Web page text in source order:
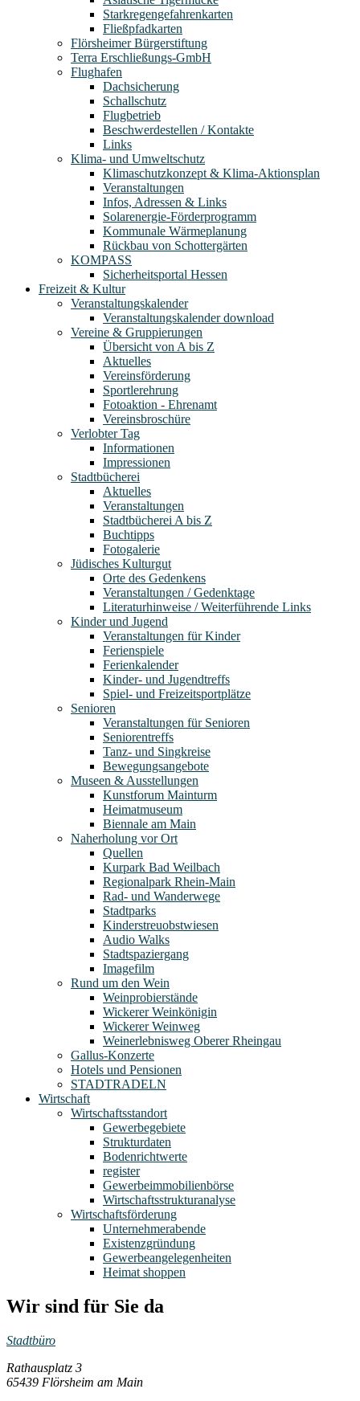
Starkregengefahrenkarten
Fließpfadkarten
Flörsheimer Bürgerstiftung
Terra Erschließungs-GmbH
Flughafen
Dachsicherung
Schallschutz
Flugbetrieb
Beschwerdestellen / Kontakte
Links
Klima- und Umweltschutz
Klimaschutzkonzept & Klima-Aktionsplan
Veranstaltungen
Infos, Adressen & Links
Solarenergie-Förderprogramm
Kommunale Wärmeplanung
Rückbau von Schottergärten
KOMPASS
Sicherheitsportal Hessen
Freizeit & Kultur
Veranstaltungskalender
Veranstaltungskalender download
Vereine & Gruppierungen
Übersicht von A bis Z
Aktuelles
Vereinsförderung
Sportlerehrung
Fotoaktion - Ehrenamt
Vereinsbroschüre
Verlobter Tag
Informationen
Impressionen
Stadtbücherei
Aktuelles
Veranstaltungen
Stadtbücherei A bis Z
Buchtipps
Fotogalerie
Jüdisches Kulturgut
Orte des Gedenkens
Veranstaltungen / Gedenktage
Literaturhinweise / Weiterführende Links
Kinder und Jugend
Veranstaltungen für Kinder
Ferienspiele
Ferienkalender
Kinder- und Jugendtreffs
Spiel- und Freizeitsportplätze
Senioren
Veranstaltungen für Senioren
Seniorentreffs
Tanz- und Singkreise
Bewegungsangebote
Museen & Ausstellungen
Kunstforum Mainturm
Heimatmuseum
Biennale am Main
Naherholung vor Ort
Quellen
Kurpark Bad Weilbach
Regionalpark Rhein-Main
Rad- und Wanderwege
Stadtparks
Kinderstreuobstwiesen
Audio Walks
Stadtspaziergang
Imagefilm
Rund um den Wein
Weinprobierstände
Wickerer Weinkönigin
Wickerer Weinweg
Weinerlebnisweg Oberer Rheingau
Gallus-Konzerte
Hotels und Pensionen
STADTRADELN
Wirtschaft
Wirtschaftsstandort
Gewerbegebiete
Strukturdaten
Bodenrichtwerte
register
Gewerbeimmobilienbörse
Wirtschaftsstrukturanalyse
Wirtschaftsförderung
Unternehmerabende
Existenzgründung
Gewerbeangelegenheiten
Heimat shoppen
Wir sind für Sie da
Stadtbüro
Rathausplatz 3
65439 Flörsheim am Main